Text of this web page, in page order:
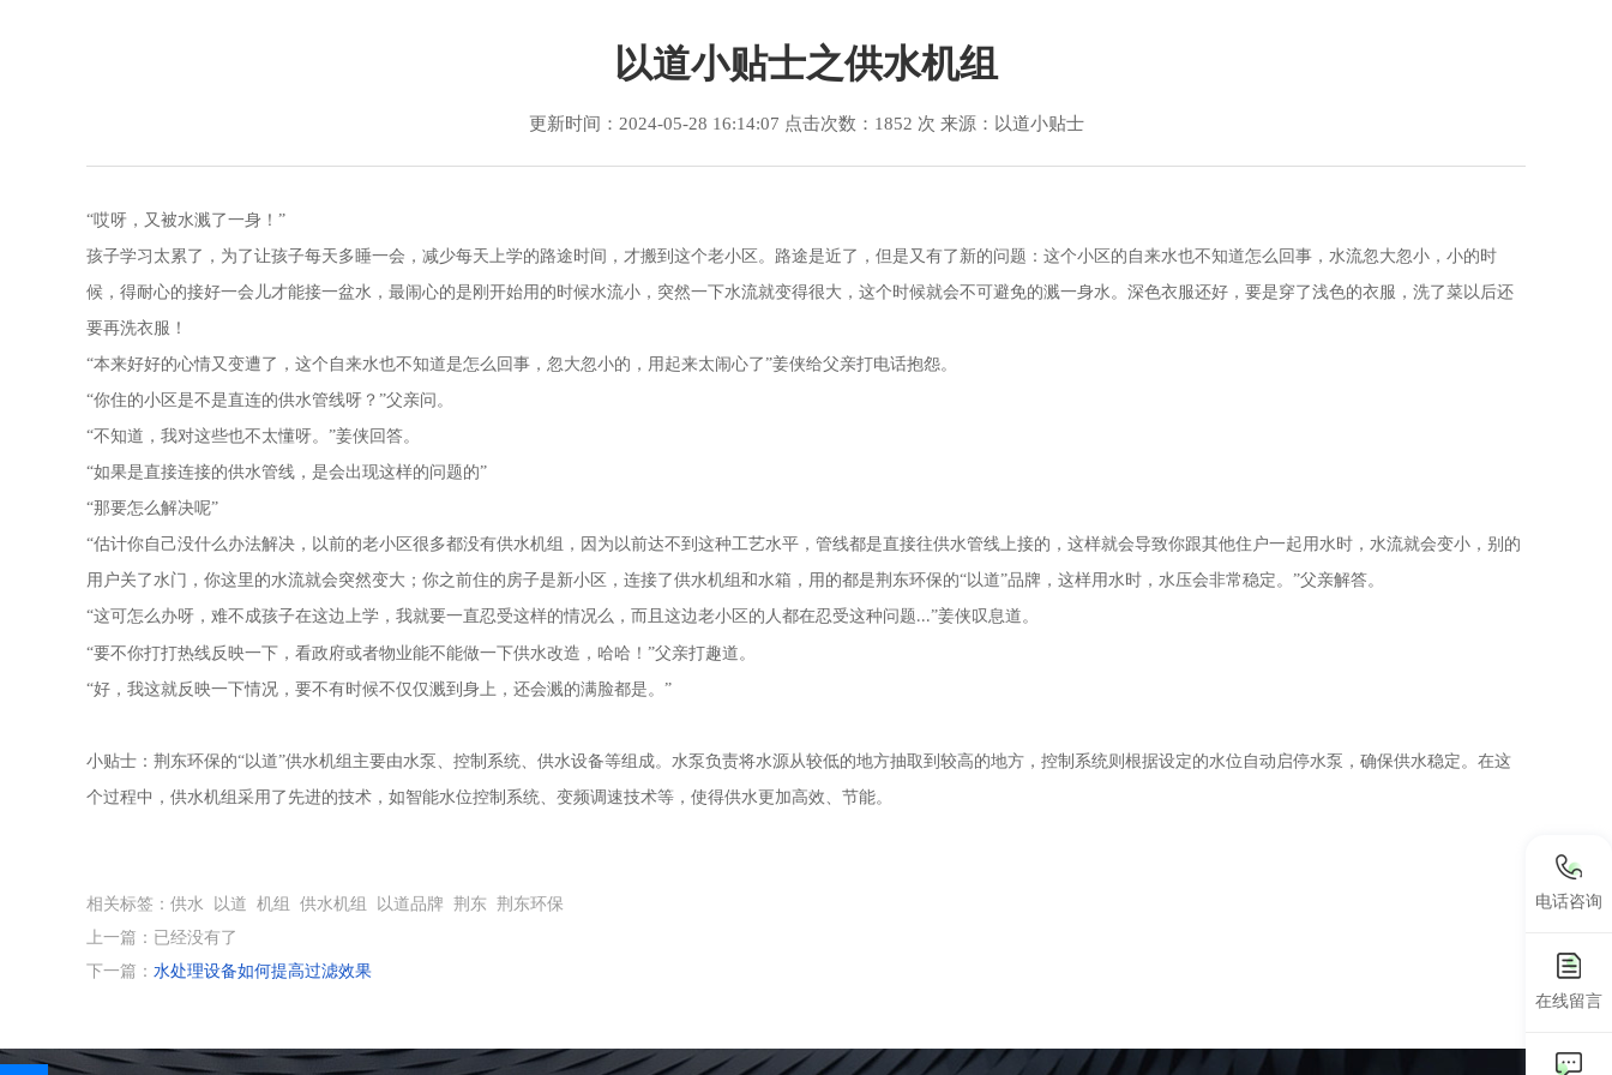
以道小贴士之供水机组
更新时间：2024-05-28 16:14:07 点击次数：1852 次 来源：以道小贴士
“哎呀，又被水溅了一身！”
孩子学习太累了，为了让孩子每天多睡一会，减少每天上学的路途时间，才搬到这个老小区。路途是近了，但是又有了新的问题：这个小区的自来水也不知道怎么回事，水流忽大忽小，小的时
候，得耐心的接好一会儿才能接一盆水，最闹心的是刚开始用的时候水流小，突然一下水流就变得很大，这个时候就会不可避免的溅一身水。深色衣服还好，要是穿了浅色的衣服，洗了菜以后还
要再洗衣服！
“本来好好的心情又变遭了，这个自来水也不知道是怎么回事，忽大忽小的，用起来太闹心了”姜侠给父亲打电话抱怨。
“你住的小区是不是直连的供水管线呀？”父亲问。
“不知道，我对这些也不太懂呀。”姜侠回答。
“如果是直接连接的供水管线，是会出现这样的问题的”
“那要怎么解决呢”
“估计你自己没什么办法解决，以前的老小区很多都没有供水机组，因为以前达不到这种工艺水平，管线都是直接往供水管线上接的，这样就会导致你跟其他住户一起用水时，水流就会变小，别的
用户关了水门，你这里的水流就会突然变大；你之前住的房子是新小区，连接了供水机组和水箱，用的都是荆东环保的“以道”品牌，这样用水时，水压会非常稳定。”父亲解答。
“这可怎么办呀，难不成孩子在这边上学，我就要一直忍受这样的情况么，而且这边老小区的人都在忍受这种问题...”姜侠叹息道。
“要不你打打热线反映一下，看政府或者物业能不能做一下供水改造，哈哈！”父亲打趣道。
“好，我这就反映一下情况，要不有时候不仅仅溅到身上，还会溅的满脸都是。”
小贴士：荆东环保的“以道”供水机组主要由水泵、控制系统、供水设备等组成。水泵负责将水源从较低的地方抽取到较高的地方，控制系统则根据设定的水位自动启停水泵，确保供水稳定。在这
个过程中，供水机组采用了先进的技术，如智能水位控制系统、变频调速技术等，使得供水更加高效、节能。
相关标签：供水 以道 机组 供水机组 以道品牌 荆东 荆东环保
上一篇：已经没有了
下一篇： 水处理设备如何提高过滤效果
电话咨询
在线留言